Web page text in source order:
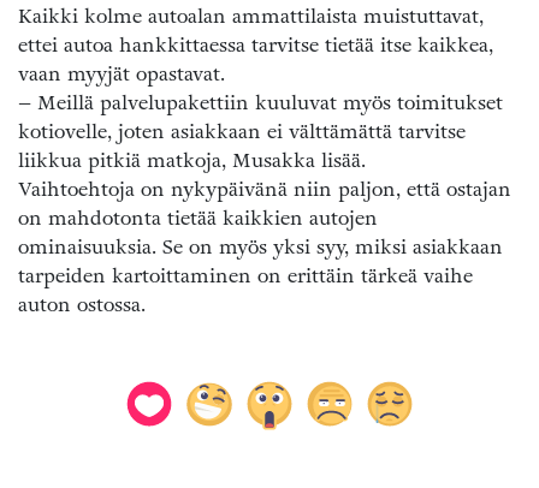
Kaikki kolme autoalan ammattilaista muistuttavat,
ettei autoa hankkittaessa tarvitse tietää itse kaikkea,
vaan myyjät opastavat.
– Meillä palvelupakettiin kuuluvat myös toimitukset
kotiovelle, joten asiakkaan ei välttämättä tarvitse
liikkua pitkiä matkoja, Musakka lisää.
Vaihtoehtoja on nykypäivänä niin paljon, että ostajan
on mahdotonta tietää kaikkien autojen
ominaisuuksia. Se on myös yksi syy, miksi asiakkaan
tarpeiden kartoittaminen on erittäin tärkeä vaihe
auton ostossa.